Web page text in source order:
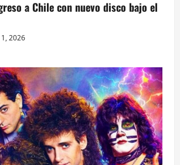
a Chile con nuevo disco bajo el
2026